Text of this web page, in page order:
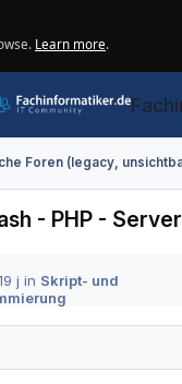
Learn more.
Foren (legacy,
- PHP -
j in Skript- und